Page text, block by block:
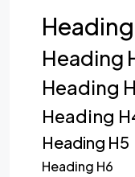
Heading
Heading
Heading
Heading
Heading H5
Heading H6